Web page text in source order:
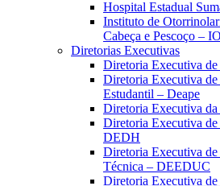
Hospital Estadual
Instituto de
Cabeça e Pescoço –
Diretorias Executivas
Diretoria Executiva
Diretoria Executiva
Estudantil – Deape
Diretoria Executiva
Diretoria Executiva
DEDH
Diretoria Executiva de
Técnica – DEEDUC
Diretoria Executiva